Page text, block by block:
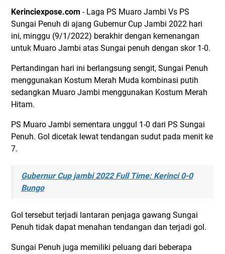
Kerinciexpose.com - Laga PS Muaro Jambi Vs PS
Sungai Penuh di ajang Gubernur Cup Jambi 2022 hari
ini, minggu (9/1/2022) berakhir dengan kemenangan
untuk Muaro Jambi atas Sungai penuh dengan skor 1-0.
Pertandingan hari ini berlangsung sengit, Sungai Penuh
menggunakan Kostum Merah Muda kombinasi putih
sedangkan Muaro Jambi menggunakan Kostum Merah
Hitam.
PS Muaro Jambi sementara unggul 1-0 dari PS Sungai
Penuh. Gol dicetak lewat tendangan sudut pada menit ke
7.
Gubernur Cup jambi 2022 Full Time: Kerinci 0-0
Bungo
Gol tersebut terjadi lantaran penjaga gawang Sungai
Penuh tidak dapat menahan tendangan dan terjadi gol.
Sungai Penuh juga memiliki peluang dari beberapa